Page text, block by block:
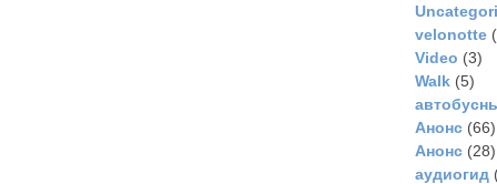
velonotte
Video (3)
Walk (5)
Анонс (66)
Анонс (28)
аудиогид